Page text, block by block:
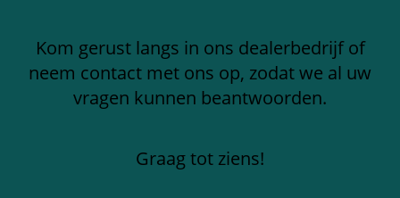
Kom gerust langs in ons dealerbedrijf of
neem contact met ons op, zodat we al uw
vragen kunnen beantwoorden.
Graag tot ziens!